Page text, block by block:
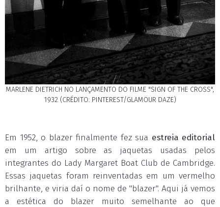
MARLENE DIETRICH NO LANÇAMENTO DO FILME "SIGN OF THE CROSS",
1932 (CRÉDITO: PINTEREST/GLAMOUR DAZE)
Em 1952, o blazer finalmente fez sua estreia editorial
em um artigo sobre as jaquetas usadas pelos
integrantes do Lady Margaret Boat Club de Cambridge.
Essas jaquetas foram reinventadas em um vermelho
brilhante, e viria daí o nome de "blazer". Aqui já vemos
a estética do blazer muito semelhante ao que